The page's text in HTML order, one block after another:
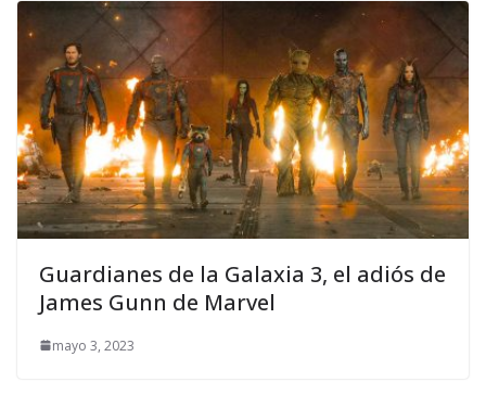
Guardianes de la Galaxia 3, el adiós de
James Gunn de Marvel
mayo 3, 2023